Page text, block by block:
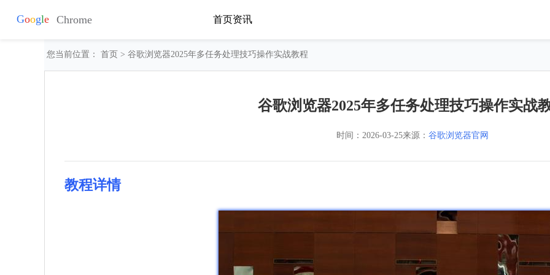
首页资讯
您当前位置： 首页 > 谷歌浏览器2025年多任务处理技巧操作实战教程
谷歌浏览器2025年多任务处理技巧操作实战
时间： 2026-03-25来源： 谷歌浏览器官网
教程详情